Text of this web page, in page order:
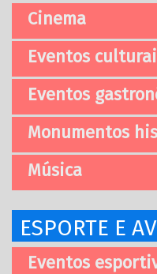
Cinema
Eventos
Eventos
Monumentos
Música
ESPORTE E
Eventos